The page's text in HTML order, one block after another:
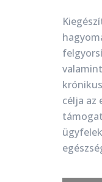
célja az